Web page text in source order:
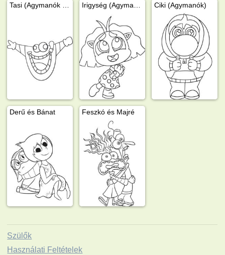
Ciki (Agymanók)
Derű és Bánat Feszkó és Majré
Szülők
Használati Feltételek